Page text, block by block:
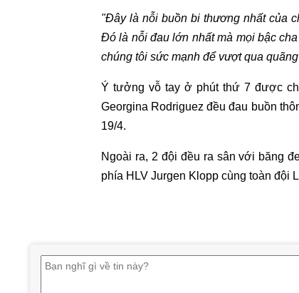
"Đây là nỗi buồn bi thương nhất của
Đó là nỗi đau lớn nhất mà mọi bậc
chúng tôi sức mạnh để vượt qua
Ý tưởng vỗ tay ở phút thứ 7 được
Georgina Rodriguez đều đau buồn
19/4.
Ngoài ra, 2 đội đều ra sân với băng
phía HLV Jurgen Klopp cùng toàn đội